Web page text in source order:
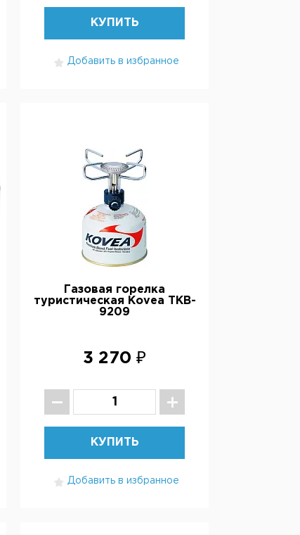
КУПИТЬ
Добавить в избранное
Газовая горелка
туристическая Kovea TKB-
9209
3 270 ₽
КУПИТЬ
Добавить в избранное